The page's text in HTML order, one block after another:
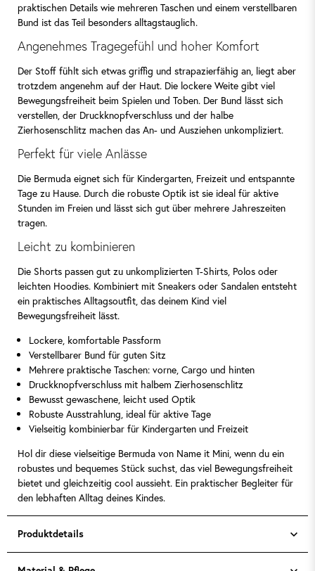
Produktdetails
praktischen Details wie mehreren Taschen und einem verstellbaren
Bund ist das Teil besonders alltagstauglich.
Angenehmes Tragegefühl und hoher Komfort
Der Stoff fühlt sich etwas griffig und strapazierfähig an, liegt aber
trotzdem angenehm auf der Haut. Die lockere Weite gibt viel
Bewegungsfreiheit beim Spielen und Toben. Der Bund lässt sich
verstellen, der Druckknopfverschluss und der halbe
Zierhosenschlitz machen das An- und Ausziehen unkompliziert.
Perfekt für viele Anlässe
Die Bermuda eignet sich für Kindergarten, Freizeit und entspannte
Tage zu Hause. Durch die robuste Optik ist sie ideal für aktive
Stunden im Freien und lässt sich gut über mehrere Jahreszeiten
tragen.
Leicht zu kombinieren
Die Shorts passen gut zu unkomplizierten T-Shirts, Polos oder
leichten Hoodies. Kombiniert mit Sneakers oder Sandalen entsteht
ein praktisches Alltagsoutfit, das deinem Kind viel
Bewegungsfreiheit lässt.
Lockere, komfortable Passform
Verstellbarer Bund für guten Sitz
Mehrere praktische Taschen: vorne, Cargo und hinten
Druckknopfverschluss mit halbem Zierhosenschlitz
Bewusst gewaschene, leicht used Optik
Robuste Ausstrahlung, ideal für aktive Tage
Vielseitig kombinierbar für Kindergarten und Freizeit
Hol dir diese vielseitige Bermuda von Name it Mini, wenn du ein
robustes und bequemes Stück suchst, das viel Bewegungsfreiheit
bietet und gleichzeitig cool aussieht. Ein praktischer Begleiter für
den lebhaften Alltag deines Kindes.